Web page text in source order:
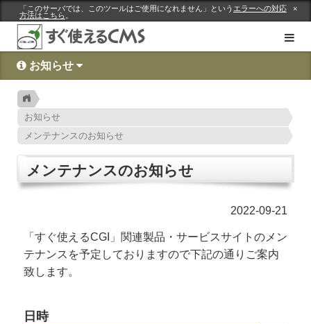
「このサーバでは、このツールはご使用になれません」という エラーへの対応
方法はこちら。
×
ロード サポート
お知らせ
お知らせ
メンテナンスのお知らせ
メンテナンスのお知らせ
2022-09-21
「すぐ使えるCGI」関連製品・サービスサイトのメン
テナンスを予定しておりますので下記の通りご案内
致します。
日時